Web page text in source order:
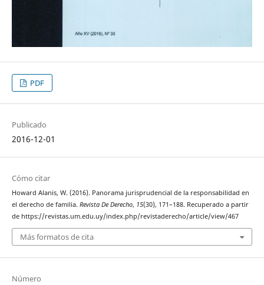
PDF
Publicado
2016-12-01
Cómo citar
Howard Alanis, W. (2016). Panorama jurisprudencial de la responsabilidad en
el derecho de familia. Revista De Derecho, 15(30), 171–188. Recuperado a partir
de https://revistas.um.edu.uy/index.php/revistaderecho/article/view/467
Más formatos de cita
Número